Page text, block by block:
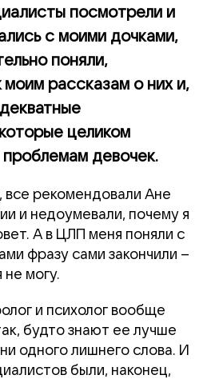
посмотрели и
с моими дочками,
поняли,
рассказам о них и,
целиком
девочек.
рекомендовали Ане
и недоумевали, почему я
А в ЦЛП меня поняли с
фразу сами закончили –
не могу.
и психолог вообще
будто знают ее лучше
одного лишнего слова. И
были, наконец,